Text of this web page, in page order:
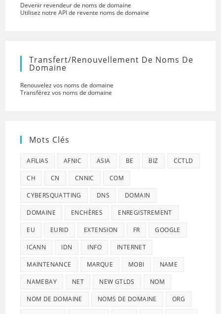
Devenir revendeur de noms de domaine
Utilisez notre API de revente noms de domaine
Transfert/renouvellement De Noms De
Domaine
Renouvelez vos noms de domaine
Transférez vos noms de domaine
Mots Clés
AFILIAS AFNIC ASIA BE BIZ CCTLD
CH CN CNNIC COM
CYBERSQUATTING DNS DOMAIN
DOMAINE ENCHÈRES ENREGISTREMENT
EU EURID EXTENSION FR GOOGLE
ICANN IDN INFO INTERNET
MAINTENANCE MARQUE MOBI NAME
NAMEBAY NET NEW GTLDS NOM
NOM DE DOMAINE NOMS DE DOMAINE ORG